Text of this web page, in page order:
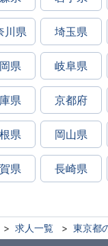
川県 埼玉県
県 岐阜県
県 京都府
県 岡山県
県 長崎県
求人一覧 東京都